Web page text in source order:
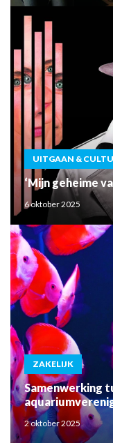
UITGAAN &
‘Mijn geheime
6 oktober 2025
ZAKELIJK
Samenwerking
2 oktober 2025